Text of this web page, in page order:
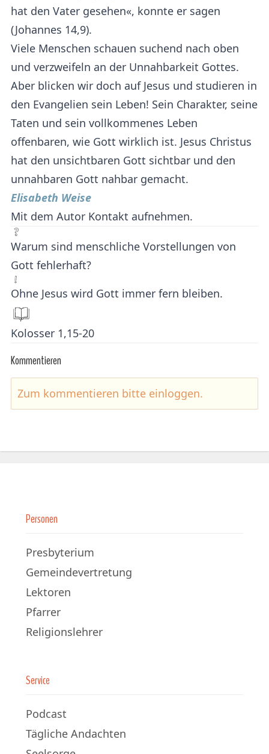
hat den Vater gesehen«, konnte er sagen
(Johannes 14,9).
Viele Menschen schauen suchend nach oben
und verzweifeln an der Unnahbarkeit Gottes.
Aber blicken wir doch auf Jesus und studieren in
den Evangelien sein Leben! Sein Charakter, seine
Taten und sein vollkommenes Leben
offenbaren, wie Gott wirklich ist. Jesus Christus
hat den unsichtbaren Gott sichtbar und den
unnahbaren Gott nahbar gemacht.
Elisabeth Weise
Mit dem Autor Kontakt aufnehmen.
Warum sind menschliche Vorstellungen von
Gott fehlerhaft?
Ohne Jesus wird Gott immer fern bleiben.
Kolosser 1,15-20
Kommentieren
Zum kommentieren bitte einloggen.
Personen
Presbyterium
Gemeindevertretung
Lektoren
Pfarrer
Religionslehrer
Service
Podcast
Tägliche Andachten